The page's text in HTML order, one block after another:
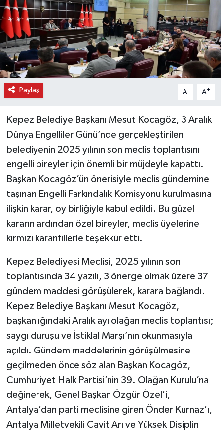
Paylaş A- A+
Kepez Belediye Başkanı Mesut Kocagöz, 3 Aralık
Dünya Engelliler Günü’nde gerçekleştirilen
belediyenin 2025 yılının son meclis toplantısını
engelli bireyler için önemli bir müjdeyle kapattı.
Başkan Kocagöz’ün önerisiyle meclis gündemine
taşınan Engelli Farkındalık Komisyonu kurulmasına
ilişkin karar, oy birliğiyle kabul edildi. Bu güzel
kararın ardından özel bireyler, meclis üyelerine
kırmızı karanfillerle teşekkür etti.
Kepez Belediyesi Meclisi, 2025 yılının son
toplantısında 34 yazılı, 3 önerge olmak üzere 37
gündem maddesi görüşülerek, karara bağlandı.
Kepez Belediye Başkanı Mesut Kocagöz,
başkanlığındaki Aralık ayı olağan meclis toplantısı;
saygı duruşu ve İstiklal Marşı’nın okunmasıyla
açıldı. Gündem maddelerinin görüşülmesine
geçilmeden önce söz alan Başkan Kocagöz,
Cumhuriyet Halk Partisi’nin 39. Olağan Kurulu’na
değinerek, Genel Başkan Özgür Özel’i,
Antalya’dan parti meclisine giren Önder Kurnaz’ı,
Antalya Milletvekili Cavit Arı ve Yüksek Disiplin